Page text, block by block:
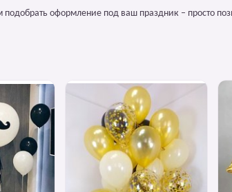
оформление под ваш праздник – просто